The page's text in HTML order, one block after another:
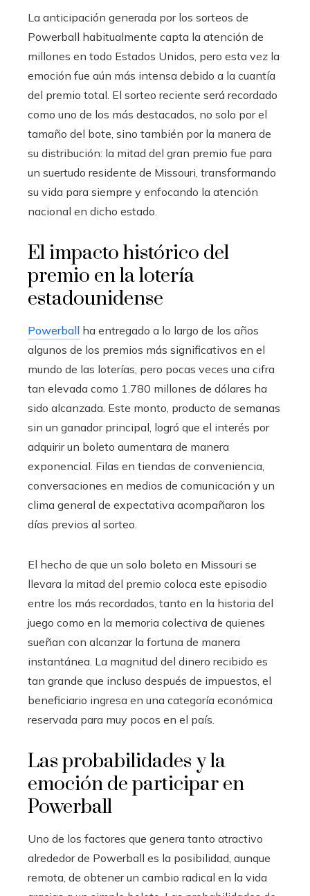
La anticipación generada por los sorteos de
Powerball habitualmente capta la atención de
millones en todo Estados Unidos, pero esta vez la
emoción fue aún más intensa debido a la cuantía
del premio total. El sorteo reciente será recordado
como uno de los más destacados, no solo por el
tamaño del bote, sino también por la manera de
su distribución: la mitad del gran premio fue para
un suertudo residente de Missouri, transformando
su vida para siempre y enfocando la atención
nacional en dicho estado.
El impacto histórico del
premio en la lotería
estadounidense
Powerball ha entregado a lo largo de los años
algunos de los premios más significativos en el
mundo de las loterías, pero pocas veces una cifra
tan elevada como 1.780 millones de dólares ha
sido alcanzada. Este monto, producto de semanas
sin un ganador principal, logró que el interés por
adquirir un boleto aumentara de manera
exponencial. Filas en tiendas de conveniencia,
conversaciones en medios de comunicación y un
clima general de expectativa acompañaron los
días previos al sorteo.
El hecho de que un solo boleto en Missouri se
llevara la mitad del premio coloca este episodio
entre los más recordados, tanto en la historia del
juego como en la memoria colectiva de quienes
sueñan con alcanzar la fortuna de manera
instantánea. La magnitud del dinero recibido es
tan grande que incluso después de impuestos, el
beneficiario ingresa en una categoría económica
reservada para muy pocos en el país.
Las probabilidades y la
emoción de participar en
Powerball
Uno de los factores que genera tanto atractivo
alrededor de Powerball es la posibilidad, aunque
remota, de obtener un cambio radical en la vida